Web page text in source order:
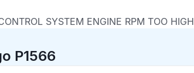
SYSTEM ENGINE RPM TOO HIGH
P1566